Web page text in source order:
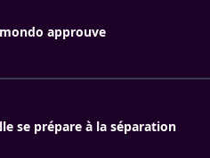
approuve
se prépare à la séparation